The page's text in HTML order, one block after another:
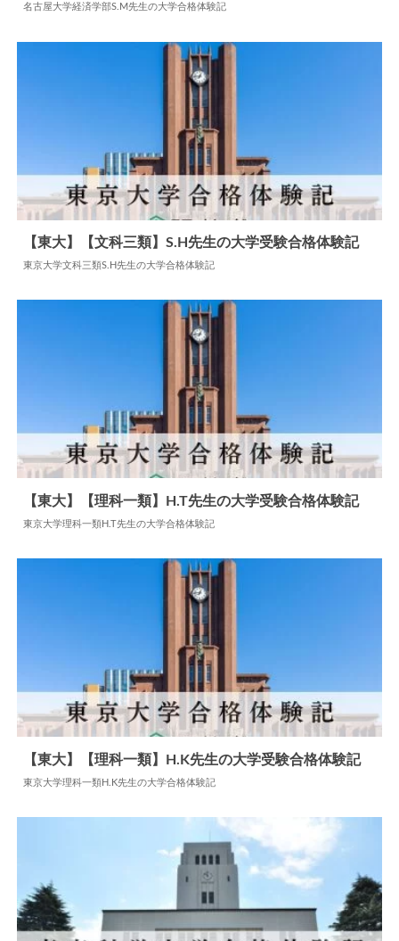
大学合格体験記
名古屋大学経済学部S.M先生の大学合格体験記
【東大】【文科三類】S.H先生の大学受験合格体験記
東京大学文科三類S.H先生の大学合格体験記
【東大】【理科一類】H.T先生の大学受験合格体験記
東京大学理科一類H.T先生の大学合格体験記
【東大】【理科一類】H.K先生の大学受験合格体験記
東京大学理科一類H.K先生の大学合格体験記